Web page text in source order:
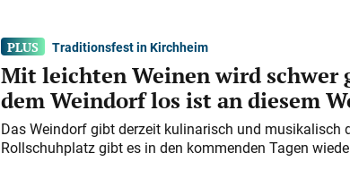
Traditionsfest in Kirchheim
Mit leichten Weinen wird schwer
dem Weindorf los ist an diesem
Das Weindorf gibt derzeit kulinarisch und musikalisch
Rollschuhplatz gibt es in den kommenden Tagen